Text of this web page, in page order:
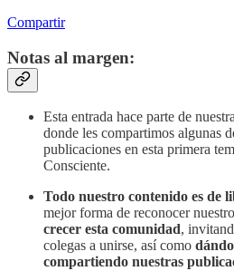
Compartir
Notas al margen:
Esta entrada hace parte de
donde les compartimos algunas
publicaciones en esta primera
Consciente.
Todo nuestro contenido es de
mejor forma de reconocer
crecer esta comunidad,
colegas a unirse, así como
compartiendo nuestras